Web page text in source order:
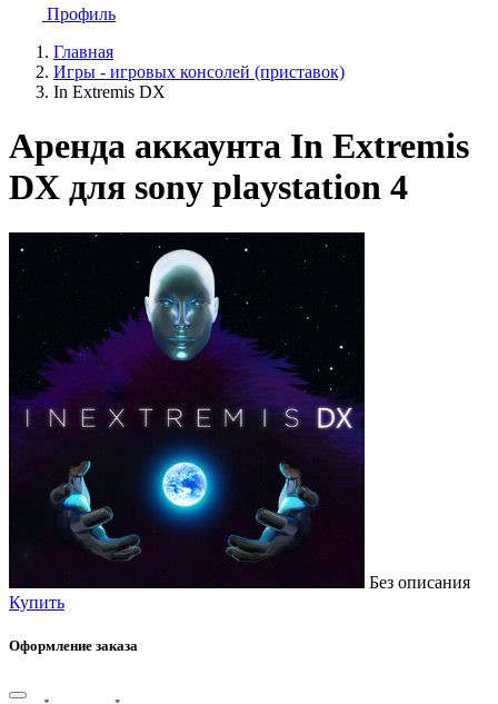
Профиль
Главная
Игры - игровых консолей (приставок)
In Extremis DX
Аренда аккаунта In Extremis
DX для sony playstation 4
Без описания
Купить
Оформление заказа